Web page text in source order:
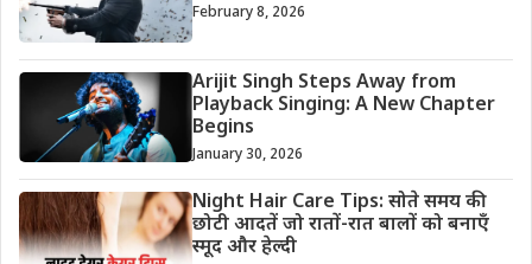
February 8, 2026
Arijit Singh Steps Away from
Playback Singing: A New Chapter
Begins
January 30, 2026
Night Hair Care Tips: सोते समय की
छोटी आदतें जो रातों-रात बालों को बनाएँ
स्मूद और हेल्दी